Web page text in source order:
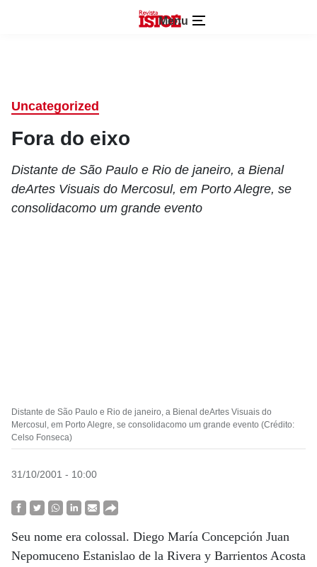
Menu
Uncategorized
Fora do eixo
Distante de São Paulo e Rio de janeiro, a Bienal
deArtes Visuais do Mercosul, em Porto Alegre, se
consolidacomo um grande evento
Distante de São Paulo e Rio de janeiro, a Bienal deArtes Visuais do
Mercosul, em Porto Alegre, se consolidacomo um grande evento (Crédito:
Celso Fonseca)
31/10/2001 - 10:00
Seu nome era colossal. Diego María Concepción Juan
Nepomuceno Estanislao de la Rivera y Barrientos Acosta